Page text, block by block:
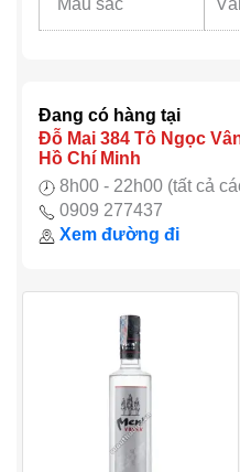
Đang có hàng tại
Đỗ Mai 384 Tô Ngọc
Hồ Chí Minh
8h00 - 22h00 (tất cả
0909 277437
Xem đường đi